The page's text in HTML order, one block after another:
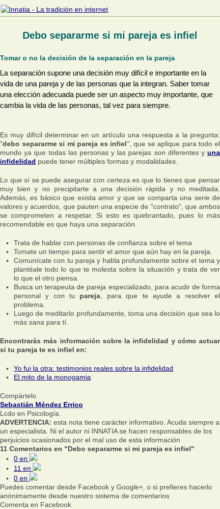
Debo separarme si mi pareja es infiel
Tomar o no la decisión de la separación en la pareja
La separación supone una decisión muy difícil e importante en la
vida de una pareja y de las personas que la integran. Saber tomar
una elección adecuada puede ser un aspecto muy importante, que
cambia la vida de las personas, tal vez para siempre.
Es muy difícil determinar en un artículo una respuesta a la pregunta:
"debo separarme si mi pareja es infiel", que se aplique para todo el
mundo ya que todas las personas y las parejas son diferentes y una
infidelidad puede tener múltiples formas y modalidades.
Lo que sí se puede asegurar con certeza es que lo tienes que pensar
muy bien y no precipitarte a una decisión rápida y no meditada.
Además, es básico que exista amor y que se comparta una serie de
valores y acuerdos, que pauten una especie de "contrato", que ambos
se comprometen a respetar. Si esto es quebrantado, pues lo más
recomendable es que haya una separación.
Trata de hablar con personas de confianza sobre el tema
Tomate un tiempo para sentir el amor que aún hay en la pareja.
Comunícate con tu pareja y habla profundamente sobre el tema y
plantéale todo lo que te molesta sobre la situación y trata de ver
lo que el otro piensa.
Busca un terapeuta de pareja especializado, para acudir de forma
personal y con tu pareja , para que te ayude a resolver el
problema.
Luego de meditarlo profundamente, toma una decisión que sea lo
más sana para tí.
Encontrarás más información sobre la infidelidad y cómo actuar
si tu pareja te es infiel en:
Yo fui la otra: testimonios reales sobre la infidelidad
El mito de la monogamia
Compártelo
Sebastián Méndez Errico
Lcdo en Psicología.
ADVERTENCIA: esta nota tiene carácter informativo. Acuda siempre a
un especialista. Ni el autor ni INNATIA se hacen responsables de los
perjuicios ocasionados por el mal uso de esta información
11 Comentarios en "Debo separarme si mi pareja es infiel"
0 en
11 en
0 en
Puedes comentar desde Facebook y Google+, o si prefieres hacerlo
anónimamente desde nuestro sistema de comentarios
Comenta en Facebook